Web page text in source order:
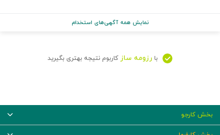
نمایش همه آگهی‌های استخدام
با رزومه ساز کاربوم نتیجه بهتری بگیرید
بخش کارجو